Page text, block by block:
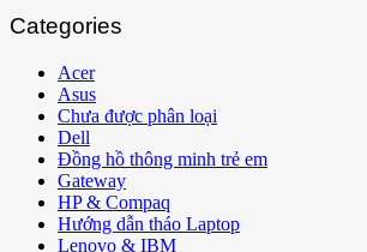
Categories
Acer
Asus
Chưa được phân loại
Dell
Đồng hồ thông minh trẻ em
Gateway
HP & Compaq
Hướng dẫn tháo Laptop
Lenovo & IBM